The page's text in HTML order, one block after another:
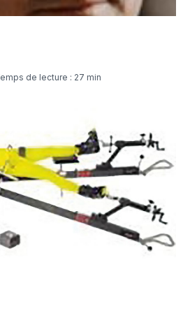
Temps de lecture : 27 min